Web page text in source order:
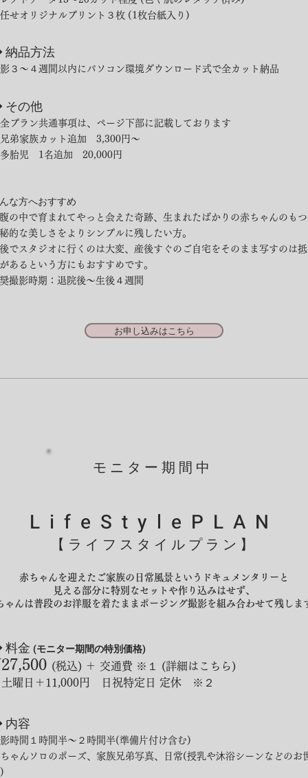
せオリジナルプリント３枚 (1枚台紙入り)
品方法
３〜４週間以内にパソコン環境ダウンロード式で全カット納品
の他
全プラン共通事項は、ページ下部に記載しております
兄弟家族カット追加 3,300円〜
多胎児 1名追加 20,000円
な方へおすすめ
の中で育まれてやっと会えた奇跡、生まれたばかりの赤ちゃんのもつ
的な美しさをよりシンプルに残したい方。
でスタジオに行くのは大変、産後すぐのご自宅をそのまま写すのは抵
あるという方にもおすすめです。
撮影時期：退院後〜生後４週間
お申し込みはこちら
​モニター期間中
LifeStylePLAN
【ライフスタイルプラン】
赤ちゃんを迎えたご家族の日常風景というドキュメンタリーと
見える部分に特別なセットや作り込みはせず、
ゃんは普段のお洋服を着たままポージング撮影を組み合わせて残しま
金 (モニター期間の特別価格)
(税込) ＋ 交通費 ※１ (詳細はこちら)
曜日＋11,000円 日祝特定日 定休 ※２
容
時間１時間半〜２時間半(準備片付け含む)​
ゃんソロのポーズ、家族兄弟写真、日常(授乳や沐浴シーンなどのお